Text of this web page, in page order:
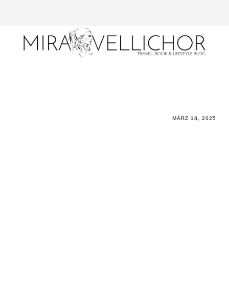
MÄRZ 18, 2025